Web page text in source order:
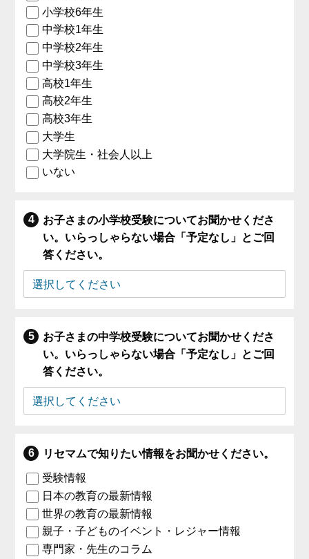
小学校6年生
中学校1年生
中学校2年生
中学校3年生
高校1年生
高校2年生
高校3年生
大学生
大学院生・社会人以上
いない
お子さまの小学校受験についてお聞かせくださ
い。いらっしゃらない場合「予定なし」とご回
答ください。
お子さまの中学校受験についてお聞かせくださ
い。いらっしゃらない場合「予定なし」とご回
答ください。
リセマムで知りたい情報をお聞かせください。
受験情報
日本の教育の最新情報
世界の教育の最新情報
親子・子どものイベント・レジャー情報
専門家・先生のコラム